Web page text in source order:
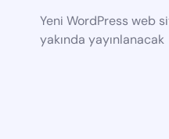
Yeni WordPress web
yakında yayınlanacak